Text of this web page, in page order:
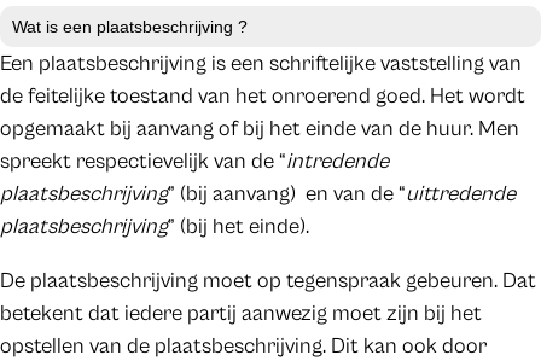
Wat is een plaatsbeschrijving ?
Een plaatsbeschrijving is een schriftelijke vaststelling van
de feitelijke toestand van het onroerend goed. Het wordt
opgemaakt bij aanvang of bij het einde van de huur. Men
spreekt respectievelijk van de “intredende
plaatsbeschrijving” (bij aanvang) en van de “uittredende
plaatsbeschrijving” (bij het einde).
De plaatsbeschrijving moet op tegenspraak gebeuren. Dat
betekent dat iedere partij aanwezig moet zijn bij het
opstellen van de plaatsbeschrijving. Dit kan ook door